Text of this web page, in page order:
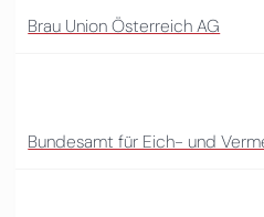
Brau Union Österreich AG
Bundesamt für Eich- und